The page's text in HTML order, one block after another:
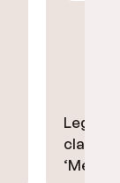
Legal
classé